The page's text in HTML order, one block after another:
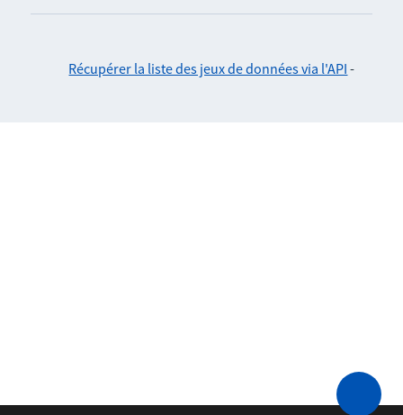
Récupérer la liste des jeux de données via l'API -